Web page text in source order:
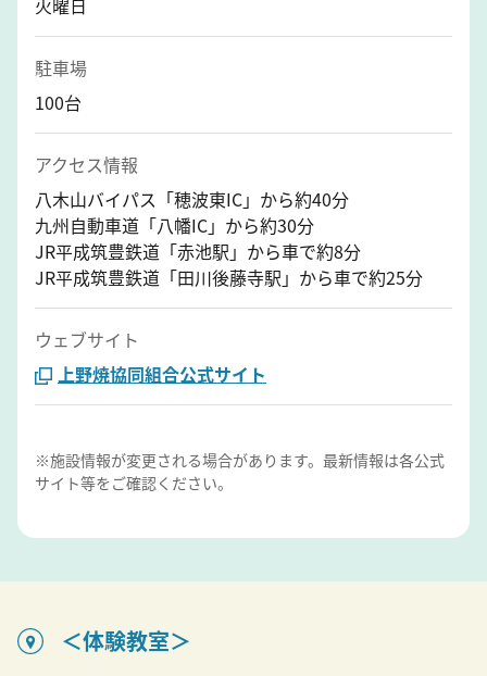
駐車場
100台
アクセス情報
八木山バイパス「穂波東IC」から約40分
九州自動車道「八幡IC」から約30分
JR平成筑豊鉄道「赤池駅」から車で約8分
JR平成筑豊鉄道「田川後藤寺駅」から車で約25分
ウェブサイト
上野焼協同組合公式サイト
※施設情報が変更される場合があります。最新情報は各公式
サイト等をご確認ください。
＜体験教室＞